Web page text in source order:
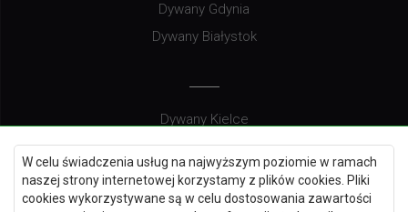
W celu świadczenia usług na najwyższym poziomie w ramach
naszej strony internetowej korzystamy z plików cookies. Pliki
cookies wykorzystywane są w celu dostosowania zawartości
Dywany Gdynia
Dywany Białystok
Dywany Kielce
Dywany Gdańsk
Dywany Toruń
Dywany Bydgoszcz